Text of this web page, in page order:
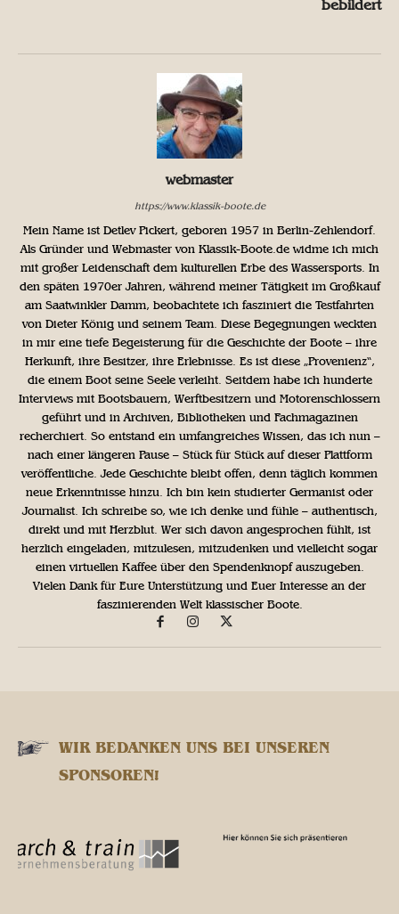
bebildert
webmaster
https://www.klassik-boote.de
Mein Name ist Detlev Pickert, geboren 1957 in Berlin-Zehlendorf.
Als Gründer und Webmaster von Klassik-Boote.de widme ich mich
mit großer Leidenschaft dem kulturellen Erbe des Wassersports. In
den späten 1970er Jahren, während meiner Tätigkeit im Großkauf
am Saatwinkler Damm, beobachtete ich fasziniert die Testfahrten
von Dieter König und seinem Team. Diese Begegnungen weckten
in mir eine tiefe Begeisterung für die Geschichte der Boote – ihre
Herkunft, ihre Besitzer, ihre Erlebnisse. Es ist diese „Provenienz“,
die einem Boot seine Seele verleiht. Seitdem habe ich hunderte
Interviews mit Bootsbauern, Werftbesitzern und Motorenschlossern
geführt und in Archiven, Bibliotheken und Fachmagazinen
recherchiert. So entstand ein umfangreiches Wissen, das ich nun –
nach einer längeren Pause – Stück für Stück auf dieser Plattform
veröffentliche. Jede Geschichte bleibt offen, denn täglich kommen
neue Erkenntnisse hinzu. Ich bin kein studierter Germanist oder
Journalist. Ich schreibe so, wie ich denke und fühle – authentisch,
direkt und mit Herzblut. Wer sich davon angesprochen fühlt, ist
herzlich eingeladen, mitzulesen, mitzudenken und vielleicht sogar
einen virtuellen Kaffee über den Spendenknopf auszugeben.
Vielen Dank für Eure Unterstützung und Euer Interesse an der
faszinierenden Welt klassischer Boote.
WIR BEDANKEN UNS BEI UNSEREN
SPONSOREN!